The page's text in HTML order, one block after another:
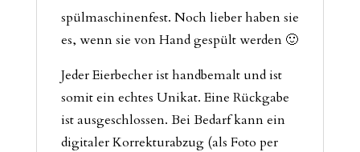
spülmaschinenfest. Noch lieber haben sie
es, wenn sie von Hand gespült werden 🙂
Jeder Eierbecher ist handbemalt und ist
somit ein echtes Unikat. Eine Rückgabe
ist ausgeschlossen. Bei Bedarf kann ein
digitaler Korrekturabzug (als Foto per